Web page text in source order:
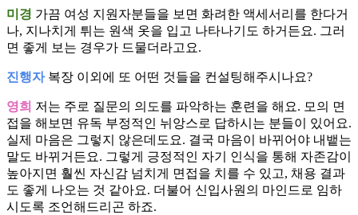
미경 가끔 여성 지원자분들을 보면 화려한 액세서리를 한다거
나, 지나치게 튀는 원색 옷을 입고 나타나기도 하거든요. 그러
면 좋게 보는 경우가 드물더라고요.
진행자복장 이외에 또 어떤 것들을 컨설팅해주시나요?
영희 저는 주로 질문의 의도를 파악하는 훈련을 해요. 모의 면
접을 해보면 유독 부정적인 뉘앙스로 답하시는 분들이 있어요.
실제 마음은 그렇지 않은데도요. 결국 마음이 바뀌어야 내뱉는
말도 바뀌거든요. 그렇게 긍정적인 자기 인식을 통해 자존감이
높아지면 훨씬 자신감 넘치게 면접을 치를 수 있고, 채용 결과
도 좋게 나오는 것 같아요. 더불어 신입사원의 마인드로 임하
시도록 조언해드리곤 하죠.